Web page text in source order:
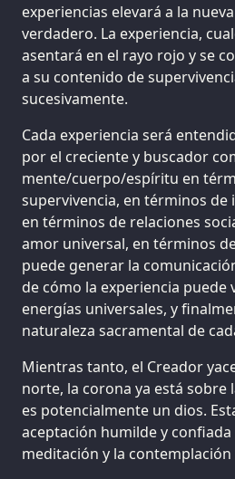
experiencias elevará a la
verdadero. La experiencia,
asentará en el rayo rojo y se
a su contenido de
sucesivamente.
Cada experiencia será
por el creciente y buscador
mente/cuerpo/espíritu en
supervivencia, en términos de
en términos de relaciones
amor universal, en términos
puede generar la
de cómo la experiencia puede
energías universales, y
naturaleza sacramental de
Mientras tanto, el Creador
norte, la corona ya está sobre
es potencialmente un dios.
aceptación humilde y confiada
meditación y la contemplación